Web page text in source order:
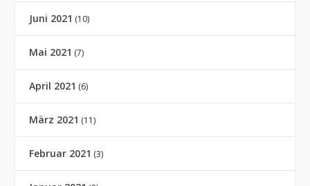
Juni 2021 (10)
Mai 2021 (7)
April 2021 (6)
März 2021 (11)
Februar 2021 (3)